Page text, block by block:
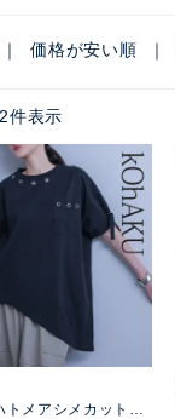
価格が安い順
2件表示
メアシメカットソ